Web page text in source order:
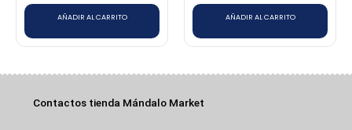
AÑADIR AL CARRITO AÑADIR AL CARRITO
Contactos tienda Mándalo Market